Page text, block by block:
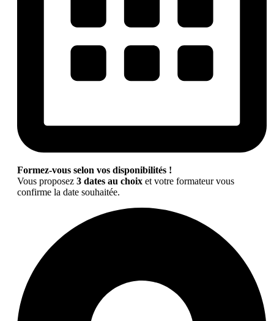
Formez-vous selon vos disponibilités !
Vous proposez 3 dates au choix et votre formateur vous
confirme la date souhaitée.